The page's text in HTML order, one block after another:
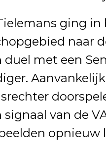
ging in
naar
duel met een
signaal van de
opnieuw